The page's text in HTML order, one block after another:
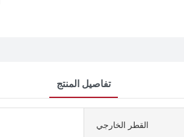
تفاصيل المنتج
القطر الخارجي